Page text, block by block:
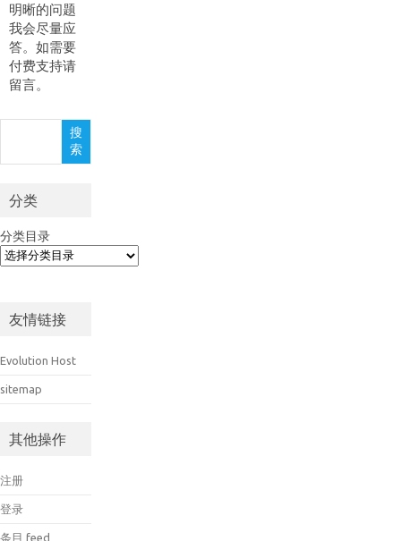
明晰的问题
我会尽量应
答。如需要
付费支持请
留言。
搜
索
分类
分类目录
友情链接
Evolution Host
sitemap
其他操作
注册
登录
条目 feed